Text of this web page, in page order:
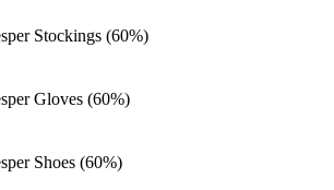
Stockings (60%)
Gloves (60%)
Shoes (60%)